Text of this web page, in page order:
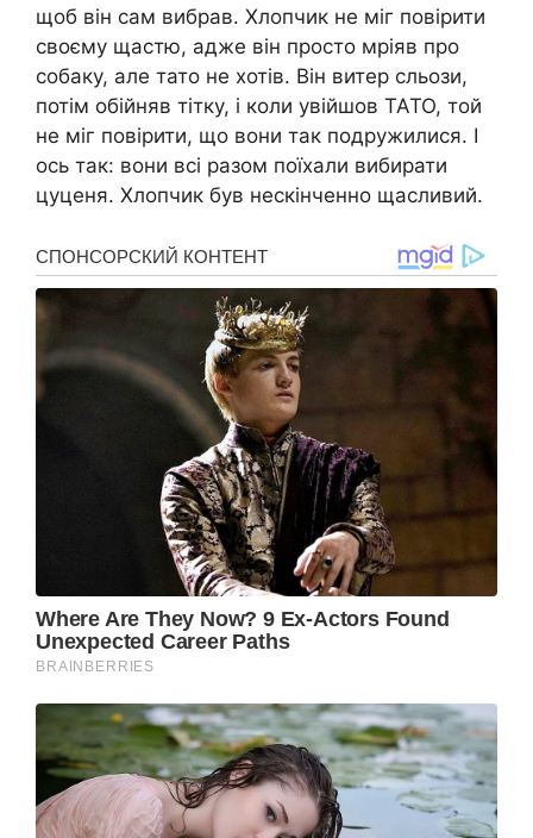
щоб він сам вибрав. Хлопчик не міг повірити
своєму щастю, адже він просто мріяв про
собаку, але тато не хотів. Він витер сльози,
потім обійняв тітку, і коли увійшов ТАТО, той
не міг повірити, що вони так подружилися. І
ось так: вони всі разом поїхали вибирати
цуценя. Хлопчик був нескінченно щасливий.